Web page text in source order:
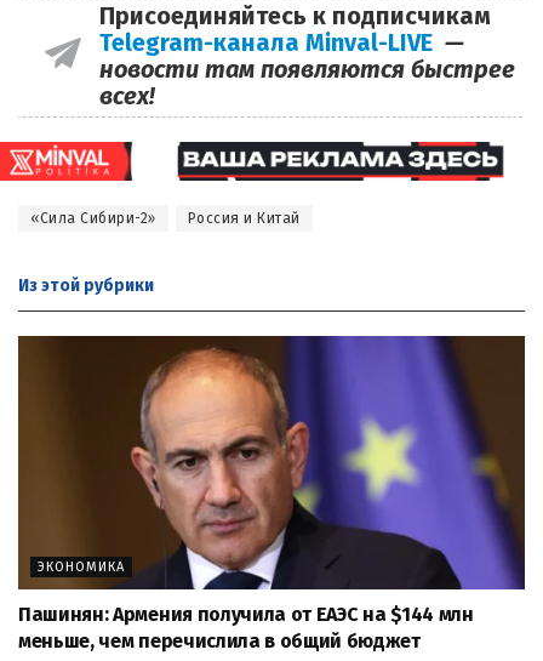
Присоединяйтесь к подписчикам
Telegram-канала Minval-LIVE —
новости там появляются быстрее
всех!
«Сила Сибири-2» Россия и Китай
Из этой рубрики
ЭКОНОМИКА
Пашинян: Армения получила от ЕАЭС на $144 млн
меньше, чем перечислила в общий бюджет